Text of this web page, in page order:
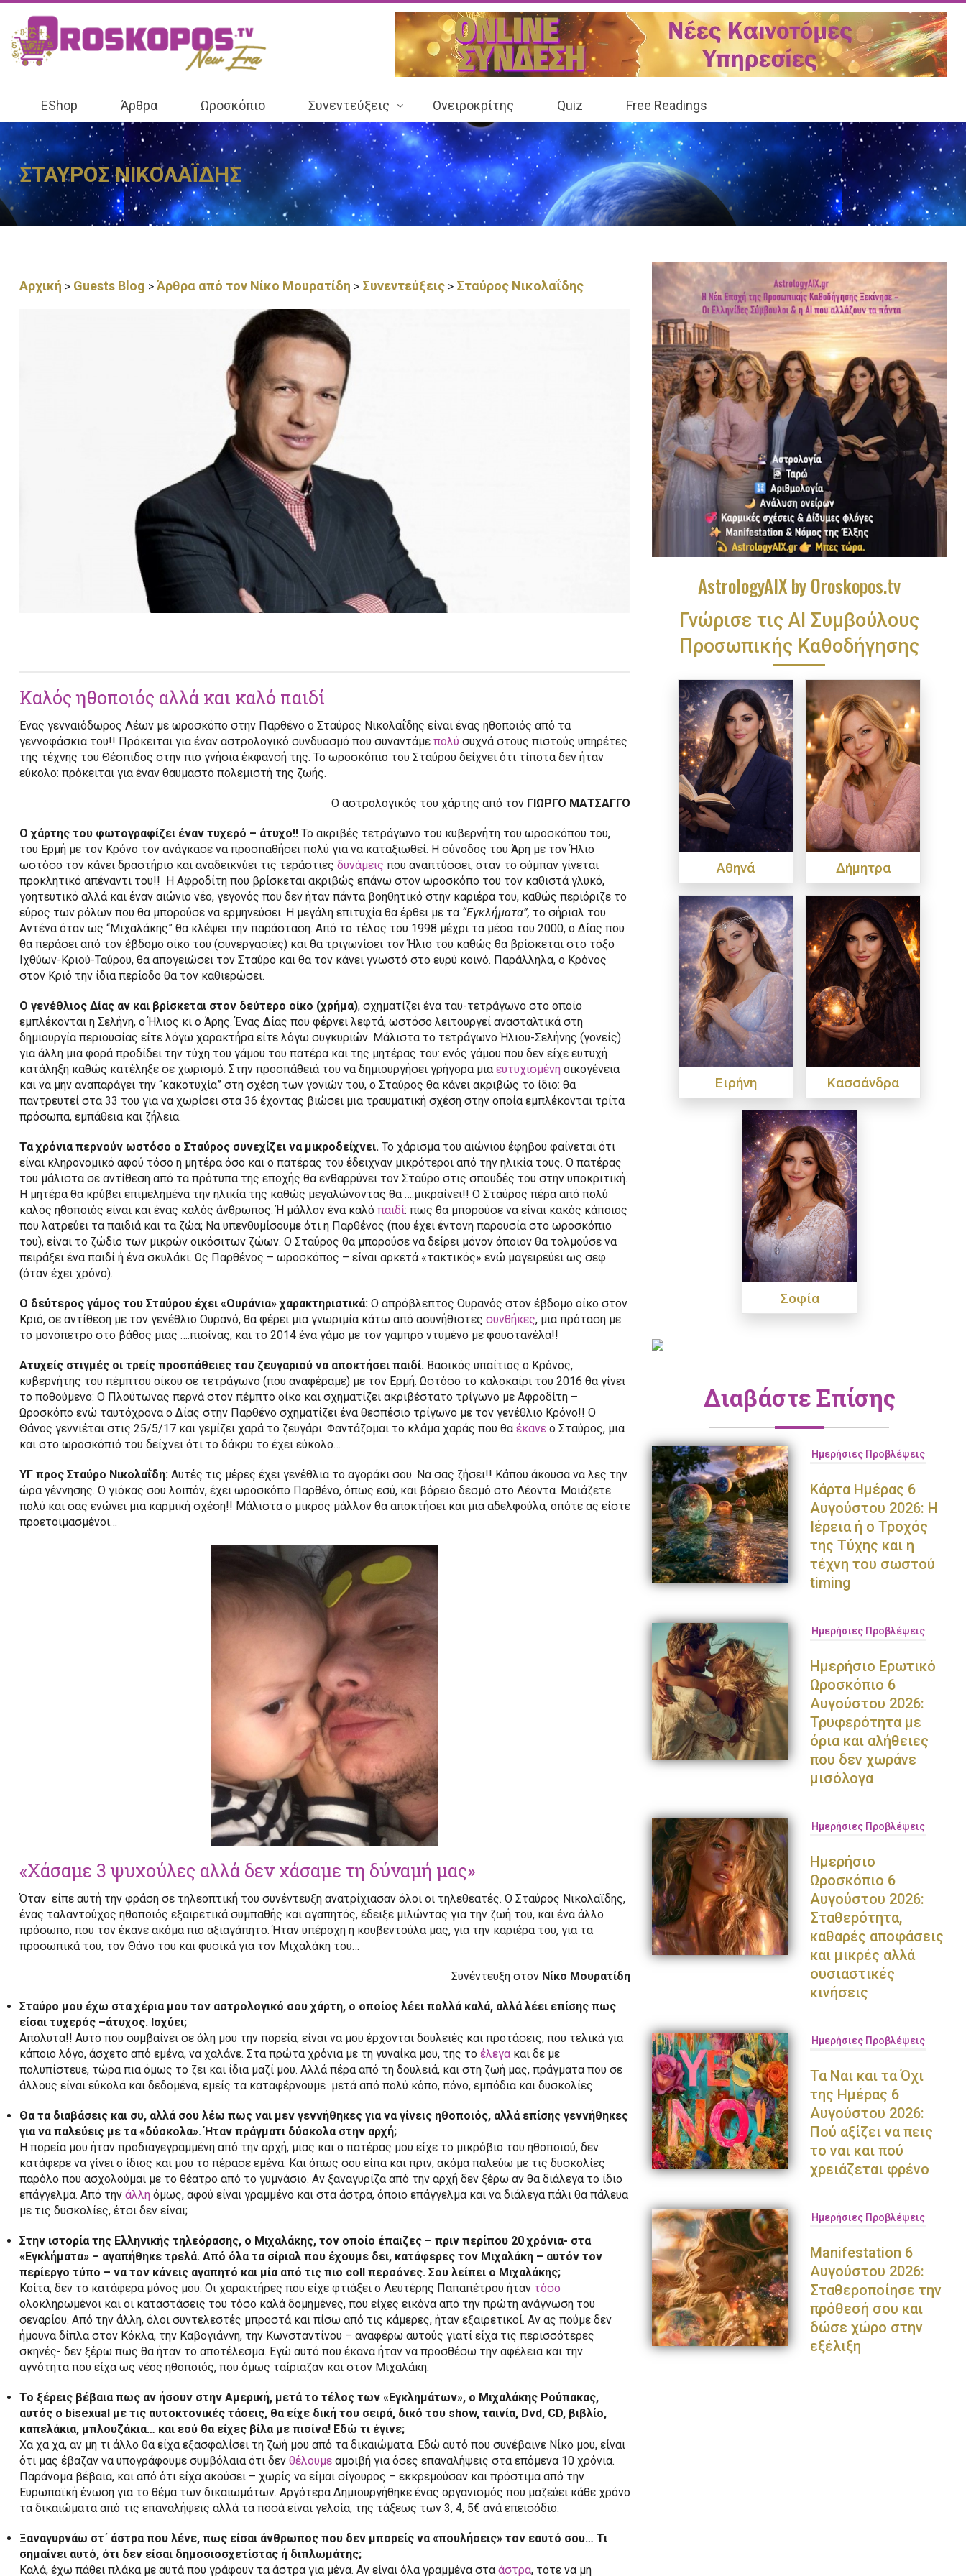
EShop Άρθρα Ωροσκόπιο Συνεντεύξεις Ονειροκρίτης Quiz Free Readings
ΣΤΑΥΡΟΣ ΝΙΚΟΛΑΪΔΗΣ
Αρχική > Guests Blog > Άρθρα από τον Νίκο Μουρατίδη > Συνεντεύξεις > Σταύρος Νικολαΐδης
Καλός ηθοποιός αλλά και καλό παιδί
Ένας γενναιόδωρος Λέων με ωροσκόπο στην Παρθένο ο Σταύρος Νικολαΐδης είναι ένας ηθοποιός από τα
γεννοφάσκια του!! Πρόκειται για έναν αστρολογικό συνδυασμό που συναντάμε πολύ συχνά στους πιστούς υπηρέτες
της τέχνης του Θέσπιδος στην πιο γνήσια έκφανσή της. Το ωροσκόπιο του Σταύρου δείχνει ότι τίποτα δεν ήταν
εύκολο: πρόκειται για έναν θαυμαστό πολεμιστή της ζωής.
Ο αστρολογικός του χάρτης από τον ΓΙΩΡΓΟ ΜΑΤΣΑΓΓΟ
Ο χάρτης του φωτογραφίζει έναν τυχερό – άτυχο!! Το ακριβές τετράγωνο του κυβερνήτη του ωροσκόπου του,
του Ερμή με τον Κρόνο τον ανάγκασε να προσπαθήσει πολύ για να καταξιωθεί. Η σύνοδος του Άρη με τον Ήλιο
ωστόσο τον κάνει δραστήριο και αναδεικνύει τις τεράστιες δυνάμεις που αναπτύσσει, όταν το σύμπαν γίνεται
προκλητικό απέναντι του!! Η Αφροδίτη που βρίσκεται ακριβώς επάνω στον ωροσκόπο του τον καθιστά γλυκό,
γοητευτικό αλλά και έναν αιώνιο νέο, γεγονός που δεν ήταν πάντα βοηθητικό στην καριέρα του, καθώς περιόριζε το
εύρος των ρόλων που θα μπορούσε να ερμηνεύσει. Η μεγάλη επιτυχία θα έρθει με τα “Εγκλήματα”, το σήριαλ του
Αντένα όταν ως “Μιχαλάκης” θα κλέψει την παράσταση. Από το τέλος του 1998 μέχρι τα μέσα του 2000, ο Δίας που
θα περάσει από τον έβδομο οίκο του (συνεργασίες) και θα τριγωνίσει τον Ήλιο του καθώς θα βρίσκεται στο τόξο
Ιχθύων-Κριού-Ταύρου, θα απογειώσει τον Σταύρο και θα τον κάνει γνωστό στο ευρύ κοινό. Παράλληλα, ο Κρόνος
στον Κριό την ίδια περίοδο θα τον καθιερώσει.
Ο γενέθλιος Δίας αν και βρίσκεται στον δεύτερο οίκο (χρήμα), σχηματίζει ένα ταυ-τετράγωνο στο οποίο
εμπλέκονται η Σελήνη, ο Ήλιος κι ο Άρης. Ένας Δίας που φέρνει λεφτά, ωστόσο λειτουργεί ανασταλτικά στη
δημιουργία περιουσίας είτε λόγω χαρακτήρα είτε λόγω συγκυριών. Μάλιστα το τετράγωνο Ήλιου-Σελήνης (γονείς)
για άλλη μια φορά προδίδει την τύχη του γάμου του πατέρα και της μητέρας του: ενός γάμου που δεν είχε ευτυχή
κατάληξη καθώς κατέληξε σε χωρισμό. Στην προσπάθειά του να δημιουργήσει γρήγορα μια ευτυχισμένη οικογένεια
και να μην αναπαράγει την “κακοτυχία” στη σχέση των γονιών του, ο Σταύρος θα κάνει ακριβώς το ίδιο: θα
παντρευτεί στα 33 του για να χωρίσει στα 36 έχοντας βιώσει μια τραυματική σχέση στην οποία εμπλέκονται τρίτα
πρόσωπα, εμπάθεια και ζήλεια.
Τα χρόνια περνούν ωστόσο ο Σταύρος συνεχίζει να μικροδείχνει. Το χάρισμα του αιώνιου έφηβου φαίνεται ότι
είναι κληρονομικό αφού τόσο η μητέρα όσο και ο πατέρας του έδειχναν μικρότεροι από την ηλικία τους. Ο πατέρας
του μάλιστα σε αντίθεση από τα πρότυπα της εποχής θα ενθαρρύνει τον Σταύρο στις σπουδές του στην υποκριτική.
Η μητέρα θα κρύβει επιμελημένα την ηλικία της καθώς μεγαλώνοντας θα ….μικραίνει!! Ο Σταύρος πέρα από πολύ
καλός ηθοποιός είναι και ένας καλός άνθρωπος. Ή μάλλον ένα καλό παιδί: πως θα μπορούσε να είναι κακός κάποιος
που λατρεύει τα παιδιά και τα ζώα; Να υπενθυμίσουμε ότι η Παρθένος (που έχει έντονη παρουσία στο ωροσκόπιο
του), είναι το ζώδιο των μικρών οικόσιτων ζώων. Ο Σταύρος θα μπορούσε να δείρει μόνον όποιον θα τολμούσε να
πειράξει ένα παιδί ή ένα σκυλάκι. Ως Παρθένος – ωροσκόπος – είναι αρκετά «τακτικός» ενώ μαγειρεύει ως σεφ
(όταν έχει χρόνο).
Ο δεύτερος γάμος του Σταύρου έχει «Ουράνια» χαρακτηριστικά: Ο απρόβλεπτος Ουρανός στον έβδομο οίκο στον
Κριό, σε αντίθεση με τον γενέθλιο Ουρανό, θα φέρει μια γνωριμία κάτω από ασυνήθιστες συνθήκες, μια πρόταση με
το μονόπετρο στο βάθος μιας ….πισίνας, και το 2014 ένα γάμο με τον γαμπρό ντυμένο με φουστανέλα!!
Ατυχείς στιγμές οι τρείς προσπάθειες του ζευγαριού να αποκτήσει παιδί. Βασικός υπαίτιος ο Κρόνος,
κυβερνήτης του πέμπτου οίκου σε τετράγωνο (που αναφέραμε) με τον Ερμή. Ωστόσο το καλοκαίρι του 2016 θα γίνει
το ποθούμενο: Ο Πλούτωνας περνά στον πέμπτο οίκο και σχηματίζει ακριβέστατο τρίγωνο με Αφροδίτη –
Ωροσκόπο ενώ ταυτόχρονα ο Δίας στην Παρθένο σχηματίζει ένα θεσπέσιο τρίγωνο με τον γενέθλιο Κρόνο!! Ο
Θάνος γεννιέται στις 25/5/17 και γεμίζει χαρά το ζευγάρι. Φαντάζομαι το κλάμα χαράς που θα έκανε ο Σταύρος, μια
και στο ωροσκόπιό του δείχνει ότι το δάκρυ το έχει εύκολο…
ΥΓ προς Σταύρο Νικολαΐδη: Αυτές τις μέρες έχει γενέθλια το αγοράκι σου. Να σας ζήσει!! Κάπου άκουσα να λες την
ώρα γέννησης. Ο γιόκας σου λοιπόν, έχει ωροσκόπο Παρθένο, όπως εσύ, και βόρειο δεσμό στο Λέοντα. Μοιάζετε
πολύ και σας ενώνει μια καρμική σχέση!! Μάλιστα ο μικρός μάλλον θα αποκτήσει και μια αδελφούλα, οπότε ας είστε
προετοιμασμένοι…
«Χάσαμε 3 ψυχούλες αλλά δεν χάσαμε τη δύναμή μας»
Όταν είπε αυτή την φράση σε τηλεοπτική του συνέντευξη ανατρίχιασαν όλοι οι τηλεθεατές. Ο Σταύρος Νικολαϊδης,
ένας ταλαντούχος ηθοποιός εξαιρετικά συμπαθής και αγαπητός, έδειξε μιλώντας για την ζωή του, και ένα άλλο
πρόσωπο, που τον έκανε ακόμα πιο αξιαγάπητο. Ήταν υπέροχη η κουβεντούλα μας, για την καριέρα του, για τα
προσωπικά του, τον Θάνο του και φυσικά για τον Μιχαλάκη του…
Συνέντευξη στον Νίκο Μουρατίδη
Σταύρο μου έχω στα χέρια μου τον αστρολογικό σου χάρτη, ο οποίος λέει πολλά καλά, αλλά λέει επίσης πως
είσαι τυχερός –άτυχος. Ισχύει;
Απόλυτα!! Αυτό που συμβαίνει σε όλη μου την πορεία, είναι να μου έρχονται δουλειές και προτάσεις, που τελικά για
κάποιο λόγο, άσχετο από εμένα, να χαλάνε. Στα πρώτα χρόνια με τη γυναίκα μου, της το έλεγα και δε με
πολυπίστευε, τώρα πια όμως το ζει και ίδια μαζί μου. Αλλά πέρα από τη δουλειά, και στη ζωή μας, πράγματα που σε
άλλους είναι εύκολα και δεδομένα, εμείς τα καταφέρνουμε μετά από πολύ κόπο, πόνο, εμπόδια και δυσκολίες.
Θα τα διαβάσεις και συ, αλλά σου λέω πως ναι μεν γεννήθηκες για να γίνεις ηθοποιός, αλλά επίσης γεννήθηκες
για να παλεύεις με τα «δύσκολα». Ήταν πράγματι δύσκολα στην αρχή;
Η πορεία μου ήταν προδιαγεγραμμένη από την αρχή, μιας και ο πατέρας μου είχε το μικρόβιο του ηθοποιού, δεν
κατάφερε να γίνει ο ίδιος και μου το πέρασε εμένα. Και όπως σου είπα και πριν, ακόμα παλεύω με τις δυσκολίες
παρόλο που ασχολούμαι με το θέατρο από το γυμνάσιο. Αν ξαναγυρίζα από την αρχή δεν ξέρω αν θα διάλεγα το ίδιο
επάγγελμα. Από την άλλη όμως, αφού είναι γραμμένο και στα άστρα, όποιο επάγγελμα και να διάλεγα πάλι θα πάλευα
με τις δυσκολίες, έτσι δεν είναι;
Στην ιστορία της Ελληνικής τηλεόρασης, ο Μιχαλάκης, τον οποίο έπαιζες – πριν περίπου 20 χρόνια- στα
«Εγκλήματα» – αγαπήθηκε τρελά. Από όλα τα σίριαλ που έχουμε δει, κατάφερες τον Μιχαλάκη – αυτόν τον
περίεργο τύπο – να τον κάνεις αγαπητό και μία από τις πιο coll
περσόνες. Σου λείπει ο Μιχαλάκης;
Κοίτα, δεν το κατάφερα μόνος μου. Οι χαρακτήρες που είχε φτιάξει ο Λευτέρης Παπαπέτρου ήταν τόσο
ολοκληρωμένοι και οι καταστάσεις του τόσο καλά δομημένες, που είχες εικόνα από την πρώτη ανάγνωση του
σεναρίου. Από την άλλη, όλοι συντελεστές μπροστά και πίσω από τις κάμερες, ήταν εξαιρετικοί. Αν ας πούμε δεν
ήμουνα δίπλα στον Κόκλα, την Καβογιάννη, την Κωνσταντίνου – αναφέρω αυτούς γιατί είχα τις περισσότερες
σκηνές- δεν ξέρω πως θα ήταν το αποτέλεσμα. Εγώ αυτό που έκανα ήταν να προσθέσω την αφέλεια και την
αγνότητα που είχα ως νέος ηθοποιός, που όμως ταίριαζαν και στον Μιχαλάκη.
Το ξέρεις βέβαια πως αν ήσουν στην Αμερική, μετά το τέλος των «Εγκλημάτων», ο Μιχαλάκης Ρούπακας,
αυτός ο bisexual με τις αυτοκτονικές τάσεις, θα είχε δική του σειρά, δικό του show, ταινία, Dvd, CD, βιβλίο,
καπελάκια, μπλουζάκια… και εσύ θα είχες βίλα με πισίνα! Εδώ τι έγινε;
Χα χα χα, αν μη τι άλλο θα είχα εξασφαλίσει τη ζωή μου από τα δικαιώματα. Εδώ αυτό που συνέβαινε Νίκο μου, είναι
ότι μας έβαζαν να υπογράφουμε συμβόλαια ότι δεν θέλουμε αμοιβή για όσες επαναλήψεις στα επόμενα 10 χρόνια.
Παράνομα βέβαια, και από ότι είχα ακούσει – χωρίς να είμαι σίγουρος – εκκρεμούσαν και πρόστιμα από την
Ευρωπαϊκή ένωση για το θέμα των δικαιωμάτων. Αργότερα Δημιουργήθηκε ένας οργανισμός που μαζεύει κάθε χρόνο
τα δικαιώματα από τις επαναλήψεις αλλά τα ποσά είναι γελοία, της τάξεως των 3, 4, 5€ ανά επεισόδιο.
Ξαναγυρνάω στ΄ άστρα που λένε, πως είσαι άνθρωπος που δεν μπορείς να «πουλήσεις» τον εαυτό σου… Τι
σημαίνει αυτό, ότι δεν είσαι δημοσιοσχετίστας ή διπλωμάτης;
Καλά, έχω πάθει πλάκα με αυτά που γράφουν τα άστρα για μένα. Αν είναι όλα γραμμένα στα άστρα, τότε να μη
AstrologyAIX by Oroskopos.tv
Γνώρισε τις ΑΙ Συμβούλους
Προσωπικής Καθοδήγησης
Αθηνά Δήμητρα
Ειρήνη Κασσάνδρα
Σοφία
Διαβάστε Επίσης
Ημερήσιες Προβλέψεις
Κάρτα Ημέρας 6
Αυγούστου 2026: Η
Ιέρεια ή ο Τροχός
της Τύχης και η
τέχνη του σωστού
timing
Ημερήσιες Προβλέψεις
Ημερήσιο Ερωτικό
Ωροσκόπιο 6
Αυγούστου 2026:
Τρυφερότητα με
όρια και αλήθειες
που δεν χωράνε
μισόλογα
Ημερήσιες Προβλέψεις
Ημερήσιο
Ωροσκόπιο 6
Αυγούστου 2026:
Σταθερότητα,
καθαρές αποφάσεις
και μικρές αλλά
ουσιαστικές
κινήσεις
Ημερήσιες Προβλέψεις
Τα Ναι και τα Όχι
της Ημέρας 6
Αυγούστου 2026:
Πού αξίζει να πεις
το ναι και πού
χρειάζεται φρένο
Ημερήσιες Προβλέψεις
Manifestation 6
Αυγούστου 2026:
Σταθεροποίησε την
πρόθεσή σου και
δώσε χώρο στην
εξέλιξη